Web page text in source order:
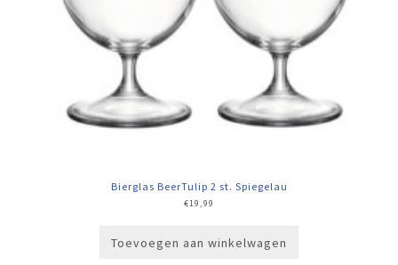
Bierglas BeerTulip 2 st. Spiegelau
€19,99
Toevoegen aan winkelwagen